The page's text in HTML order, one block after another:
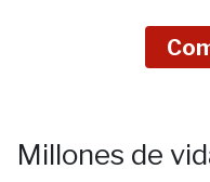
Millones de